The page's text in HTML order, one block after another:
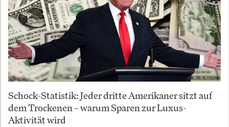
Schock-Statistik: Jeder dritte Amerikaner sitzt auf
dem Trockenen – warum Sparen zur Luxus-
Aktivität wird